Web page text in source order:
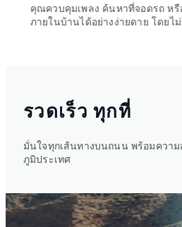
คุณควบคุมเพลง ค้นหาที่จอดรถ ห
ภายในบ้านได้อย่างง่ายดาย โดยไ
รวดเร็ว ทุกที่
มั่นใจทุกเส้นทางบนถนน พร้อมควา
ภูมิประเทศ